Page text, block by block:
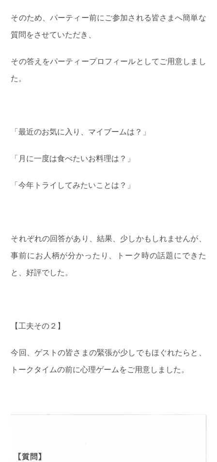
そのため、パーティー前にご参加される皆さまへ簡単な
質問をさせていただき、
その答えをパーティープロフィールとしてご用意しまし
た。
「最近のお気に入り、マイブームは？」
「月に一度は食べたいお料理は？」
「今年トライしてみたいことは？」
それぞれの回答があり、結果、少しかもしれませんが、
事前にお人柄が分かったり、トーク時の話題にできた
と、好評でした。
【工夫その２】
今回、ゲストの皆さまの緊張が少しでもほぐれたらと、
トークタイムの前に心理ゲームをご用意しました。